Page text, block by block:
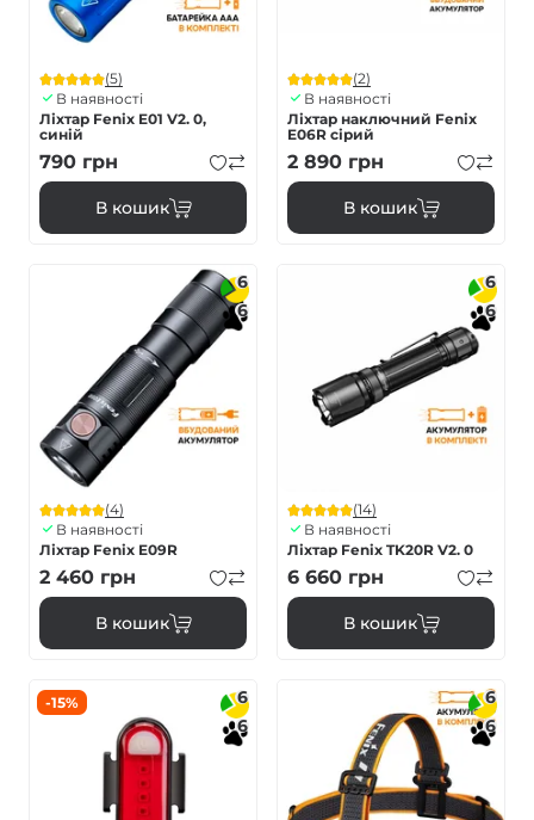
(5)
В наявності
Ліхтар Fenix E01 V2. 0,
синій
790 грн
В кошик
(2)
В наявності
Ліхтар наключний Fenix
E06R сірий
2 890 грн
В кошик
6
6
(4)
В наявності
Ліхтар Fenix E09R
2 460 грн
В кошик
6
6
(14)
В наявності
Ліхтар Fenix TK20R V2. 0
6 660 грн
В кошик
-15%
6
6
6
6